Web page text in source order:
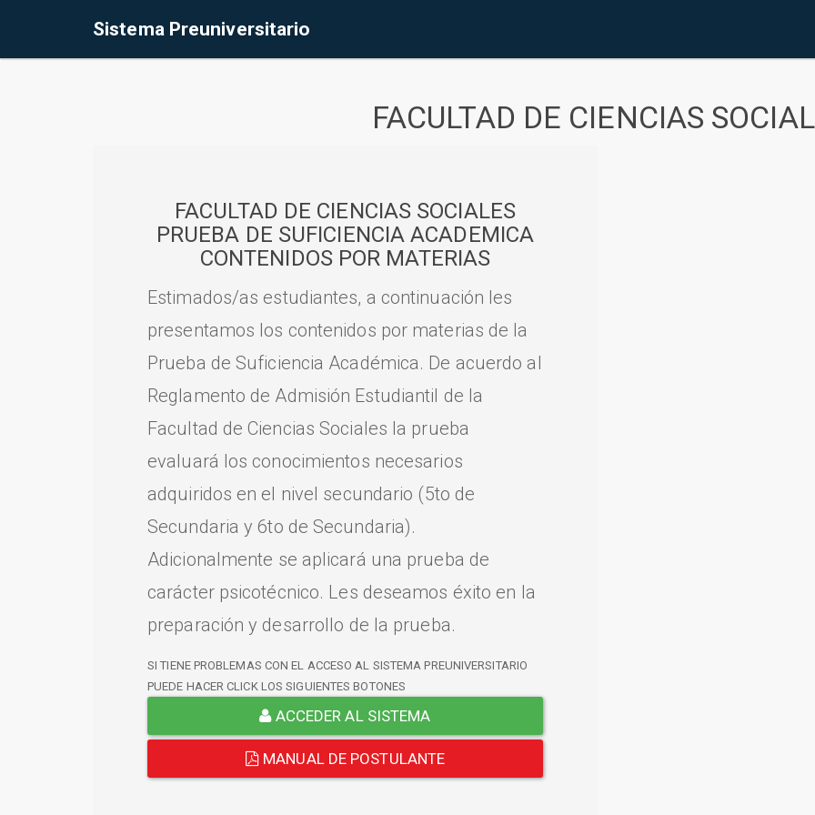
Sistema Preuniversitario
FACULTAD DE CIENCIAS
FACULTAD DE CIENCIAS SOCIALES
PRUEBA DE SUFICIENCIA ACADEMICA
CONTENIDOS POR MATERIAS
Estimados/as estudiantes, a continuación les
presentamos los contenidos por materias de la
Prueba de Suficiencia Académica. De acuerdo al
Reglamento de Admisión Estudiantil de la
Facultad de Ciencias Sociales la prueba
evaluará los conocimientos necesarios
adquiridos en el nivel secundario (5to de
Secundaria y 6to de Secundaria).
Adicionalmente se aplicará una prueba de
carácter psicotécnico. Les deseamos éxito en la
preparación y desarrollo de la prueba.
SI TIENE PROBLEMAS CON EL ACCESO AL SISTEMA PREUNIVERSITARIO
PUEDE HACER CLICK LOS SIGUIENTES BOTONES
ACCEDER AL SISTEMA
MANUAL DE POSTULANTE